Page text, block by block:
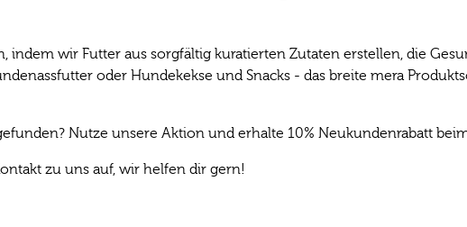
wir Futter aus sorgfältig kuratierten Zutaten erstellen, die
oder Hundekekse und Snacks - das breite mera
Nutze unsere Aktion und erhalte 10% Neukundenrabatt
zu uns auf, wir helfen dir gern!